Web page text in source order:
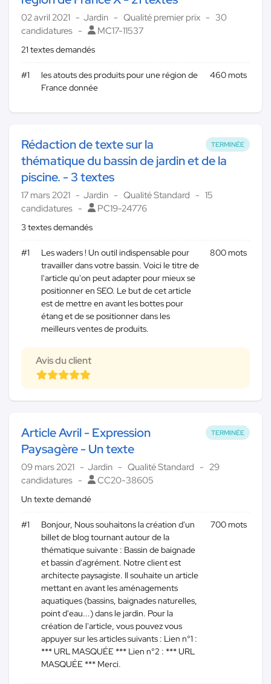
02 avril 2021 Jardin Qualité premier prix
30
candidatures
MC17-11537
21 textes demandés
#1
les atouts des produits pour une région de
France donnée
460 mots
TERMINÉE
Rédaction de texte sur la
thématique du bassin de jardin et de la
piscine. - 3 textes
17 mars 2021 Jardin Qualité Standard
15
candidatures
PC19-24776
3 textes demandés
#1
Les waders ! Un outil indispensable pour
travailler dans votre bassin. Voici le titre de
l'article qu'on peut adapter pour mieux se
positionner en SEO. Le but de cet article
est de mettre en avant les bottes pour
étang et de se positionner dans les
meilleurs ventes de produits.
800 mots
Avis du client
TERMINÉE
Article Avril - Expression
Paysagère - Un texte
09 mars 2021 Jardin Qualité Standard
29
candidatures
CC20-38605
Un texte demandé
#1
Bonjour, Nous souhaitons la création d'un
billet de blog tournant autour de la
thématique suivante : Bassin de baignade
et bassin d'agrément. Notre client est
architecte paysagiste. Il souhaite un article
mettant en avant les aménagements
aquatiques (bassins, baignades naturelles,
point d'eau...) dans le jardin. Pour la
création de l'article, vous pouvez vous
appuyer sur les articles suivants : Lien n°1 :
*** URL MASQUÉE *** Lien n°2 : *** URL
MASQUÉE *** Merci.
700 mots